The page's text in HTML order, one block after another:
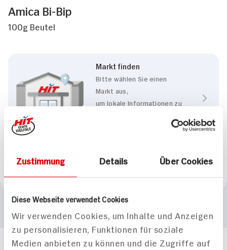
Zustimmung Details Über Cookies
Diese Webseite verwendet Cookies
Wir verwenden Cookies, um Inhalte und Anzeigen
zu personalisieren, Funktionen für soziale
Medien anbieten zu können und die Zugriffe auf
Amica Bi-Bip
100g Beutel
Markt finden
Bitte wählen Sie einen
Markt aus,
um lokale Informationen zu